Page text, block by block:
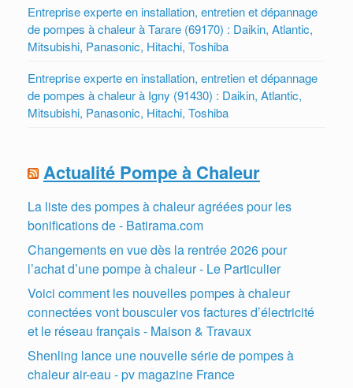
Entreprise experte en installation, entretien et dépannage
de pompes à chaleur à Tarare (69170) : Daikin, Atlantic,
Mitsubishi, Panasonic, Hitachi, Toshiba
Entreprise experte en installation, entretien et dépannage
de pompes à chaleur à Igny (91430) : Daikin, Atlantic,
Mitsubishi, Panasonic, Hitachi, Toshiba
Actualité Pompe à Chaleur
La liste des pompes à chaleur agréées pour les
bonifications de - Batirama.com
Changements en vue dès la rentrée 2026 pour
l’achat d’une pompe à chaleur - Le Particulier
Voici comment les nouvelles pompes à chaleur
connectées vont bousculer vos factures d’électricité
et le réseau français - Maison & Travaux
Shenling lance une nouvelle série de pompes à
chaleur air-eau - pv magazine France